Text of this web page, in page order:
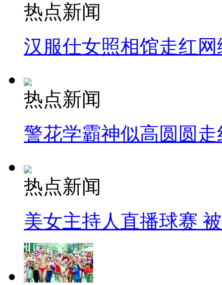
热点新闻
汉服仕女照相馆走红网
热点新闻
警花学霸神似高圆圆走
热点新闻
美女主持人直播球赛